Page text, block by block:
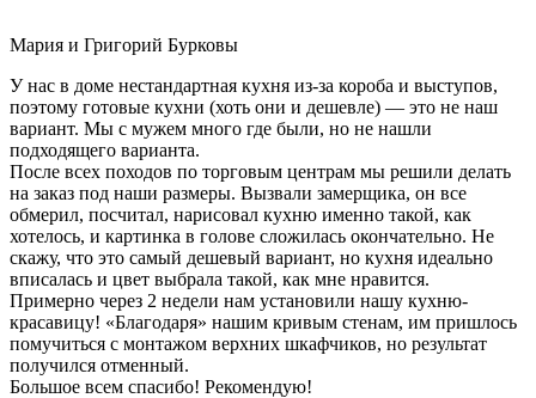
Мария и Григорий Бурковы
У нас в доме нестандартная кухня из-за короба и выступов,
поэтому готовые кухни (хоть они и дешевле) — это не наш
вариант. Мы с мужем много где были, но не нашли
подходящего варианта.
После всех походов по торговым центрам мы решили делать
на заказ под наши размеры. Вызвали замерщика, он все
обмерил, посчитал, нарисовал кухню именно такой, как
хотелось, и картинка в голове сложилась окончательно. Не
скажу, что это самый дешевый вариант, но кухня идеально
вписалась и цвет выбрала такой, как мне нравится.
Примерно через 2 недели нам установили нашу кухню-
красавицу! «Благодаря» нашим кривым стенам, им пришлось
помучиться с монтажом верхних шкафчиков, но результат
получился отменный.
Большое всем спасибо! Рекомендую!